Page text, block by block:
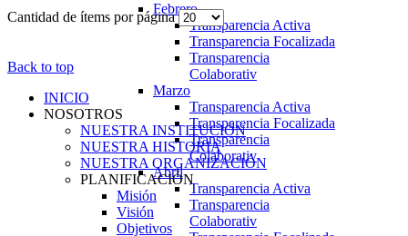
Febrero
Transparencia Activa
Transparencia Focalizada
Transparencia
Colaborativ
Marzo
Transparencia Activa
Transparencia Focalizada
Transparencia
Colaborativ
Abril
Transparencia Activa
Transparencia
Colaborativ
Cantidad de ítems por página
Back to top
INICIO
NOSOTROS
NUESTRA INSTITUCIÓN
NUESTRA HISTORIA
NUESTRA ORGANIZACIÓN
PLANIFICACIÓN
Misión
Visión
Objetivos